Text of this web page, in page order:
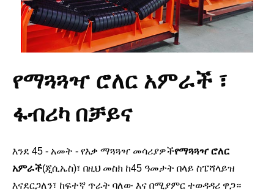
የማጓጓዣ ሮለር አምራች ፣
ፋብሪካ በቻይና
እንደ 45 - አመት - የእቃ ማጓጓዣ መሳሪያዎችየማጓጓዣ ሮለር
አምራች(ጂሲኤስ)፣ በዚህ መስክ ከ45 ዓመታት በላይ ስፔሻላይዝ
እናደርጋለን፣ ከፍተኛ ጥራት ባለው እና በሚያምር ተወዳዳሪ ዋጋ።